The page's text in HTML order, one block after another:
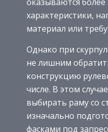
характеристики,
материал или
Однако при
не лишним
конструкцию
числе. В этом
выбирать раму со
изначально
фасками под